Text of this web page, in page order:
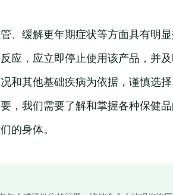
、缓解更年期症状等方面具有明
应，应立即停止使用该产品，并
和其他基础疾病为依据，谨慎选
，我们需要了解和掌握各种保健
的身体。